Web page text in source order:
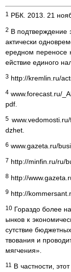
1 РБК. 2013. 21
2 В
актически
ередном переносе
ействие единого
3 http://kremlin.ru/
4 www.forecast.ru/
pdf.
5
dzhet.
6 www.gazeta.ru/
7 http://minfin.ru/ru/
8 http://
9 http://
10 Гораздо более
ынков к
сутствие
твования и
мягчения».
11
В частности,